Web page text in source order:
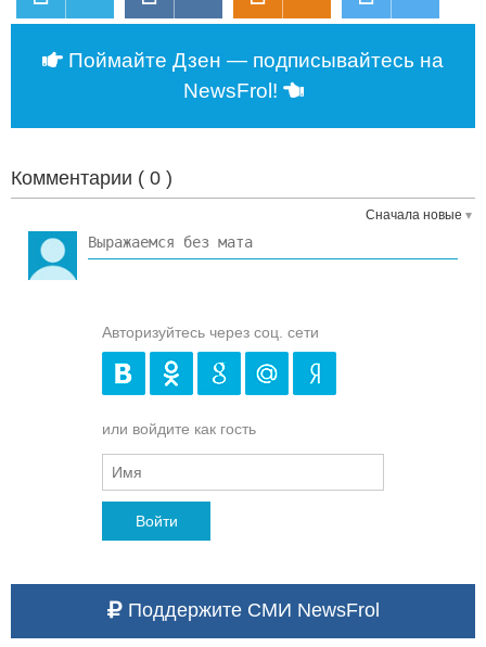
Поймайте Дзен — подписывайтесь на
NewsFrol!
Комментарии ( 0 )
Сначала новые
Авторизуйтесь через соц. сети
или войдите как гость
Войти
Поддержите СМИ NewsFrol